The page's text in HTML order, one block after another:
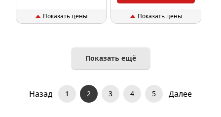
Показать цены Показать цены
Показать ещё
Назад 1 2 3 4 5 Далее